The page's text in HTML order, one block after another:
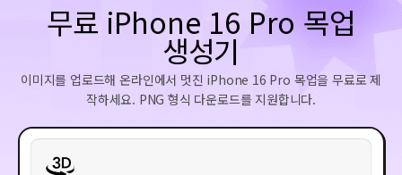
무료 iPhone 16 Pro 목업
생성기
이미지를 업로드해 온라인에서 멋진 iPhone 16 Pro 목업을 무료로 제
작하세요. PNG 형식 다운로드를 지원합니다.